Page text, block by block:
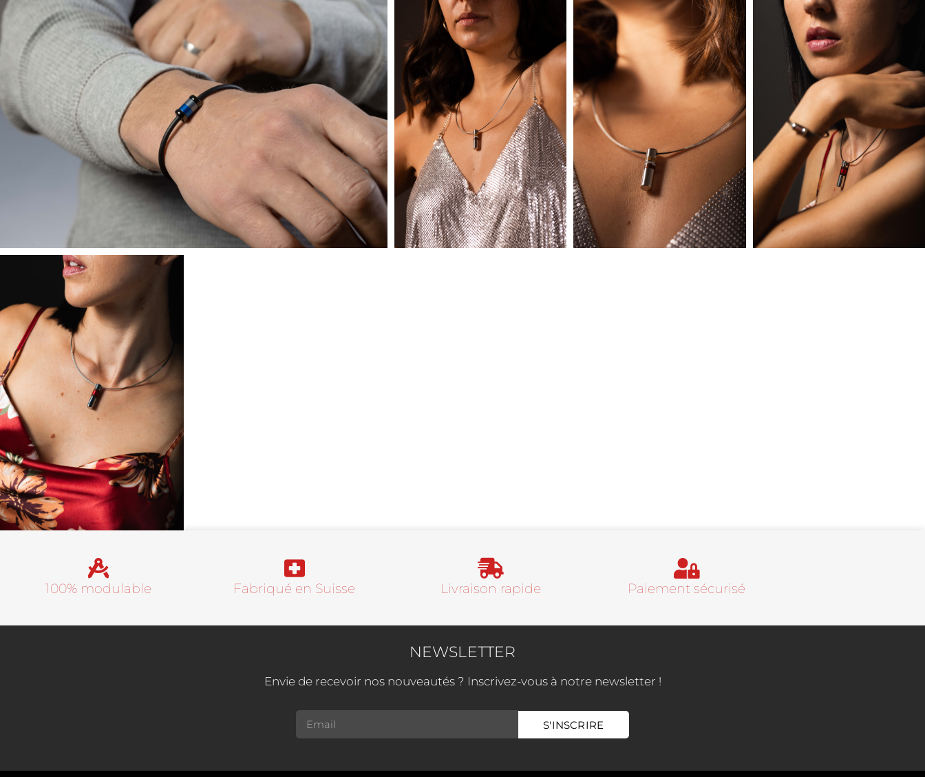
100% modulable Fabriqué en Suisse​ Livraison rapide Paiement sécurisé
NEWSLETTER
Envie de recevoir nos nouveautés ? Inscrivez-vous à notre newsletter !
S'INSCRIRE